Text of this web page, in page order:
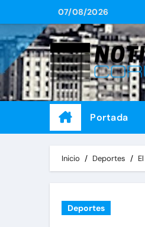
al
contenido
07/08/2026
Portada
Inicio Deportes
Deportes